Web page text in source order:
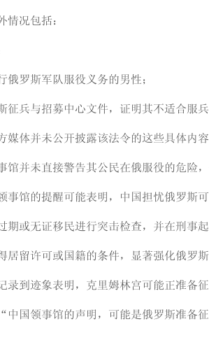
情况包括：
罗斯军队服役义务的男性；
兵与招募中心文件，证明其不适合服兵
媒体并未公开披露该法令的这些具体内容
馆并未直接警告其公民在俄服役的危
事馆的提醒可能表明，中国担忧俄罗斯
期或无证移民进行突击检查，并在刑事
居留许可或国籍的条件，显著强化俄罗斯
录到迹象表明，克里姆林宫可能正准备
中国领事馆的声明，可能是俄罗斯准备